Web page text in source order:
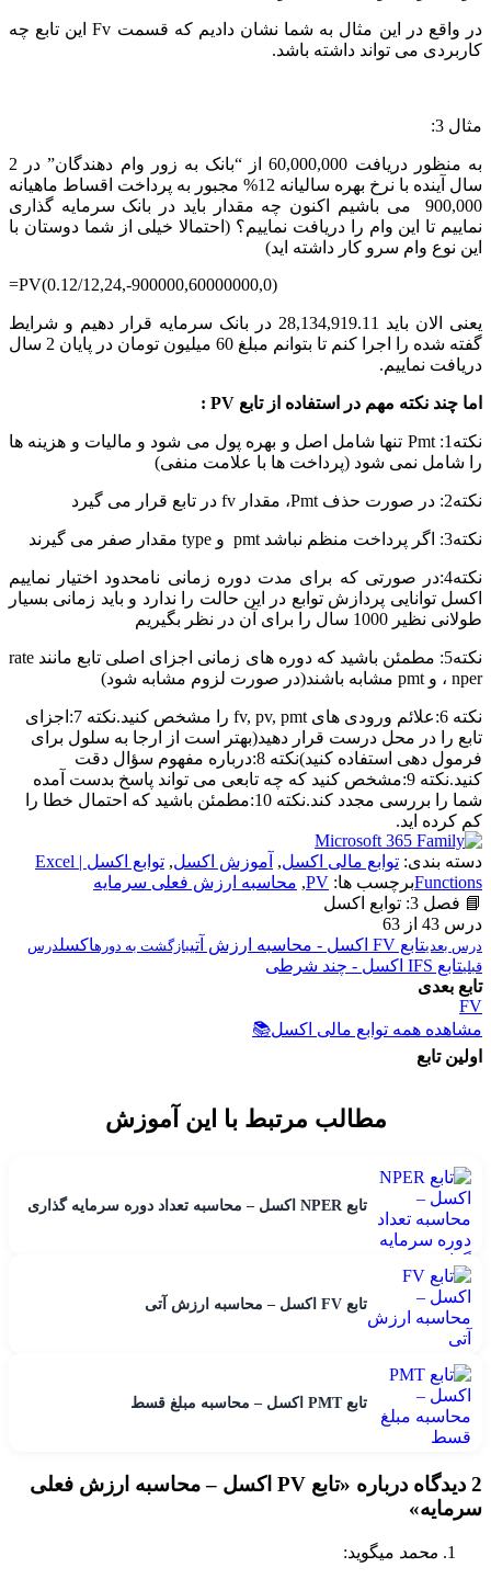
در واقع در این مثال به شما نشان دادیم که قسمت Fv این تابع چه
کاربردی می تواند داشته باشد.
مثال 3:
به منظور دریافت 60,000,000 از “بانک به زور وام دهندگان” در 2
سال آینده با نرخ بهره سالیانه 12% مجبور به پرداخت اقساط ماهیانه
900,000 می باشیم اکنون چه مقدار باید در بانک سرمایه گذاری
نماییم تا این وام را دریافت نماییم؟ (احتمالا خیلی از شما دوستان با
این نوع وام سرو کار داشته اید)
=PV(0.12/12,24,-900000,60000000,0)
یعنی الان باید 28,134,919.11 در بانک سرمایه قرار دهیم و شرایط
گفته شده را اجرا کنم تا بتوانم مبلغ 60 میلیون تومان در پایان 2 سال
دریافت نماییم.
اما چند نکته مهم در استفاده از تابع PV :
نکته1: Pmt تنها شامل اصل و بهره پول می شود و مالیات و هزینه ها
را شامل نمی شود (پرداخت ها با علامت منفی)
نکته2: در صورت حذف Pmt، مقدار fv در تابع قرار می گیرد
نکته3: اگر پرداخت منظم نباشد pmt و type مقدار صفر می گیرند
نکته4:در صورتی که برای مدت دوره زمانی نامحدود اختیار نماییم
اکسل توانایی پردازش توابع در این حالت را ندارد و باید زمانی بسیار
طولانی نظیر 1000 سال را برای آن در نظر بگیریم
نکته5: مطمئن باشید که دوره های زمانی اجزای اصلی تابع مانند rate
، nper و pmt مشابه باشند(در صورت لزوم مشابه شود)
نکته 6:علائم ورودی های fv, pv, pmt را مشخص کنید.نکته 7:اجزای
تابع را در محل درست قرار دهید(بهتر است از ارجا به سلول برای
فرمول دهی استفاده کنید)نکته 8:درباره مفهوم سؤال دقت
کنید.نکته 9:مشخص کنید که چه تابعی می تواند پاسخ بدست آمده
شما را بررسی مجدد کند.نکته 10:مطمئن باشید که احتمال خطا را
کم کرده اید.
دسته بندی: توابع مالی اکسل, آموزش اکسل,
توابع اکسل | Excel
Functionsبرچسب ها: PV
, محاسبه ارزش فعلی سرمایه
📘 فصل 3: توابع اکسل
درس 43 از 63
درس بعدیتابع FV اکسل - محاسبه ارزش آتی بازگشت به دورهاکسلدرس
قبلیتابع IFS اکسل - چند شرطی
تابع بعدی
FV
مشاهده همه توابع مالی اکسل📚
اولین تابع
مطالب مرتبط با این آموزش
تابع NPER اکسل – محاسبه تعداد دوره سرمایه گذاری
تابع FV اکسل – محاسبه ارزش آتی
تابع PMT اکسل – محاسبه مبلغ قسط
2 دیدگاه درباره «
تابع PV اکسل – محاسبه ارزش فعلی
سرمایه»
محمد میگوید: